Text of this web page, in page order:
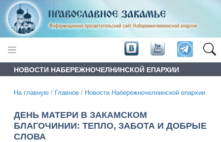
НОВОСТИ НАБЕРЕЖНОЧЕЛНИНСКОЙ ЕПАРХИИ
На главную / Главное / Новости Набережночелнинской епархии
ДЕНЬ МАТЕРИ В ЗАКАМСКОМ
БЛАГОЧИНИИ: ТЕПЛО, ЗАБОТА И ДОБРЫЕ
СЛОВА